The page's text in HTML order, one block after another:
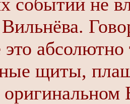
это
щиты,
оригинальном